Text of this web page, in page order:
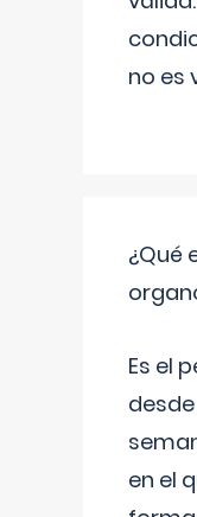
no es
¿Qué
Es el
desde
en el